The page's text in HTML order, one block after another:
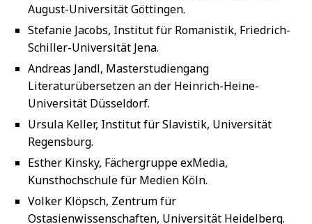
August-Universität Göttingen.
Stefanie Jacobs, Institut für Romanistik, Friedrich-
Schiller-Universität Jena.
Andreas Jandl, Masterstudiengang
Literaturübersetzen an der Heinrich-Heine-
Universität Düsseldorf.
Ursula Keller, Institut für Slavistik, Universität
Regensburg.
Esther Kinsky, Fächergruppe exMedia,
Kunsthochschule für Medien Köln.
Volker Klöpsch, Zentrum für
Ostasienwissenschaften, Universität Heidelberg.